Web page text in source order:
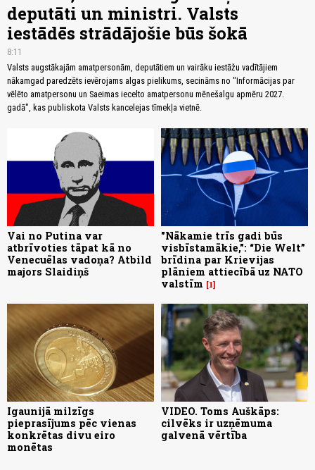
deputāti un ministri. Valsts
iestādēs strādājošie būs šokā
8:11
Valsts augstākajām amatpersonām, deputātiem un vairāku iestāžu vadītājiem
nākamgad paredzēts ievērojams algas pielikums, secināms no "Informācijas par
vēlēto amatpersonu un Saeimas iecelto amatpersonu mēnešalgu apmēru 2027.
gadā", kas publiskota Valsts kancelejas tīmekļa vietnē.
Vai no Putina var
atbrīvoties tāpat kā no
Venecuēlas vadoņa? Atbild
majors Slaidiņš
"Nākamie trīs gadi būs
visbīstamākie,": “Die Welt”
brīdina par Krievijas
plāniem attiecībā uz NATO
valstīm
1
Igaunijā milzīgs
pieprasījums pēc vienas
konkrētas divu eiro
monētas
VIDEO. Toms Auškāps:
cilvēks ir uzņēmuma
galvenā vērtība